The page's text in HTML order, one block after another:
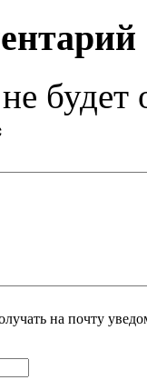
будет
на почту